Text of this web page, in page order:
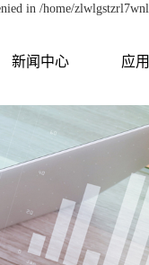
in /home/
新闻中心 应